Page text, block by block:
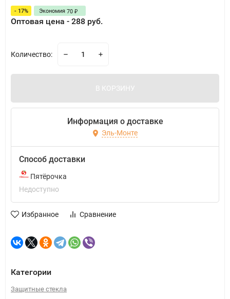
- 17% Экономия 70 ₽
Оптовая цена - 288 руб.
Количество:
В КОРЗИНУ
Информация о доставке
Эль-Монте
Способ доставки
Пятёрочка
Недоступно
Избранное Сравнение
Категории
Защитные стекла